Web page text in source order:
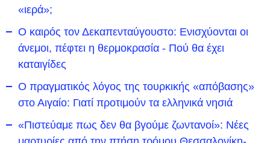
«ιερά»;
Ο καιρός τον Δεκαπενταύγουστο: Ενισχύονται οι
άνεμοι, πέφτει η θερμοκρασία - Πού θα έχει
καταιγίδες
Ο πραγματικός λόγος της τουρκικής «απόβασης»
στο Αιγαίο: Γιατί προτιμούν τα ελληνικά νησιά
«Πιστεύαμε πως δεν θα βγούμε ζωντανοί»: Νέες